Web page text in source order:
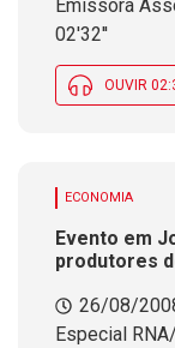
Emissora
02'32''
OUVIR
ECONOMIA
Evento em
produtores
26/08/
Especial